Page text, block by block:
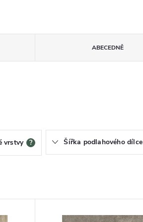
ABECEDNĚ
vrstvy ? Šířka podlahového dílce